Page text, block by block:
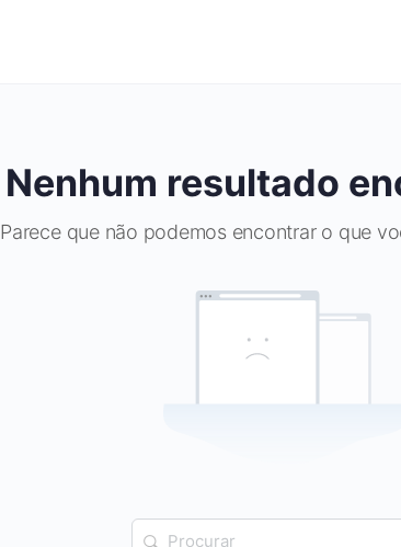
Nenhum resultado
Parece que não podemos encontrar o que